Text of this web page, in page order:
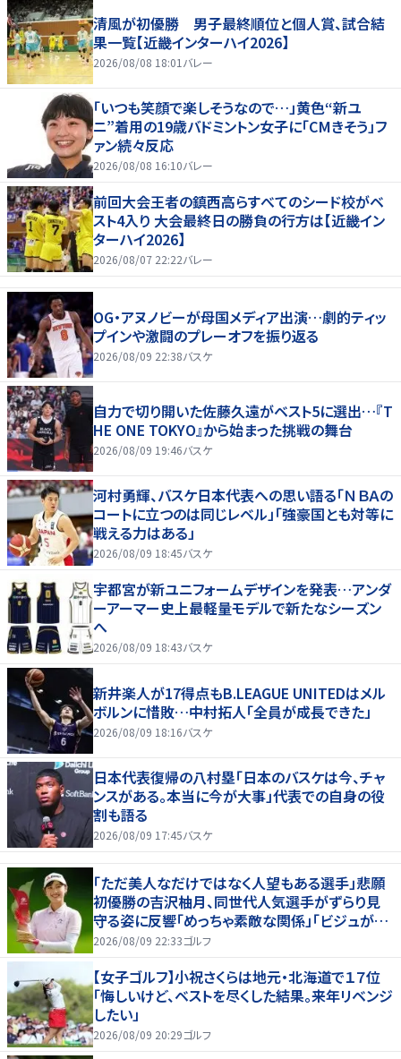
清風が初優勝 男子最終順位と個人賞、試合結
果一覧【近畿インターハイ2026】
2026/08/08 18:01 バレー
「いつも笑顔で楽しそうなので…」黄色“新ユ
ニ”着用の19歳バドミントン女子に「CMきそう」フ
ァン続々反応
2026/08/08 16:10バレー
前回大会王者の鎮西高らすべてのシード校がベ
スト4入り 大会最終日の勝負の行方は【近畿イン
ターハイ2026】
2026/08/07 22:22バレー
OG・アヌノビーが母国メディア出演…劇的ティッ
プインや激闘のプレーオフを振り返る
2026/08/09 22:38バスケ
自力で切り開いた佐藤久遠がベスト5に選出…『T
HE ONE TOKYO』から始まった挑戦の舞台
2026/08/09 19:46バスケ
河村勇輝、バスケ日本代表への思い語る「ＮＢＡの
コートに立つのは同じレベル」「強豪国とも対等に
戦える力はある」
2026/08/09 18:45バスケ
宇都宮が新ユニフォームデザインを発表…アンダ
ーアーマー史上最軽量モデルで新たなシーズン
へ
2026/08/09 18:43バスケ
新井楽人が17得点もB.LEAGUE UNITEDはメル
ボルンに惜敗…中村拓人「全員が成長できた」
2026/08/09 18:16バスケ
日本代表復帰の八村塁「日本のバスケは今、チャ
ンスがある。本当に今が大事」代表での自身の役
割も語る
2026/08/09 17:45バスケ
「ただ美人なだけではなく人望もある選手」悲願
初優勝の吉沢柚月、同世代人気選手がずらり見
守る姿に反響「めっちゃ素敵な関係」「ビジュが良
すぎてびっくり」
2026/08/09 22:33ゴルフ
【女子ゴルフ】小祝さくらは地元・北海道で１７位
「悔しいけど、ベストを尽くした結果。来年リベンジ
したい」
2026/08/09 20:29ゴルフ